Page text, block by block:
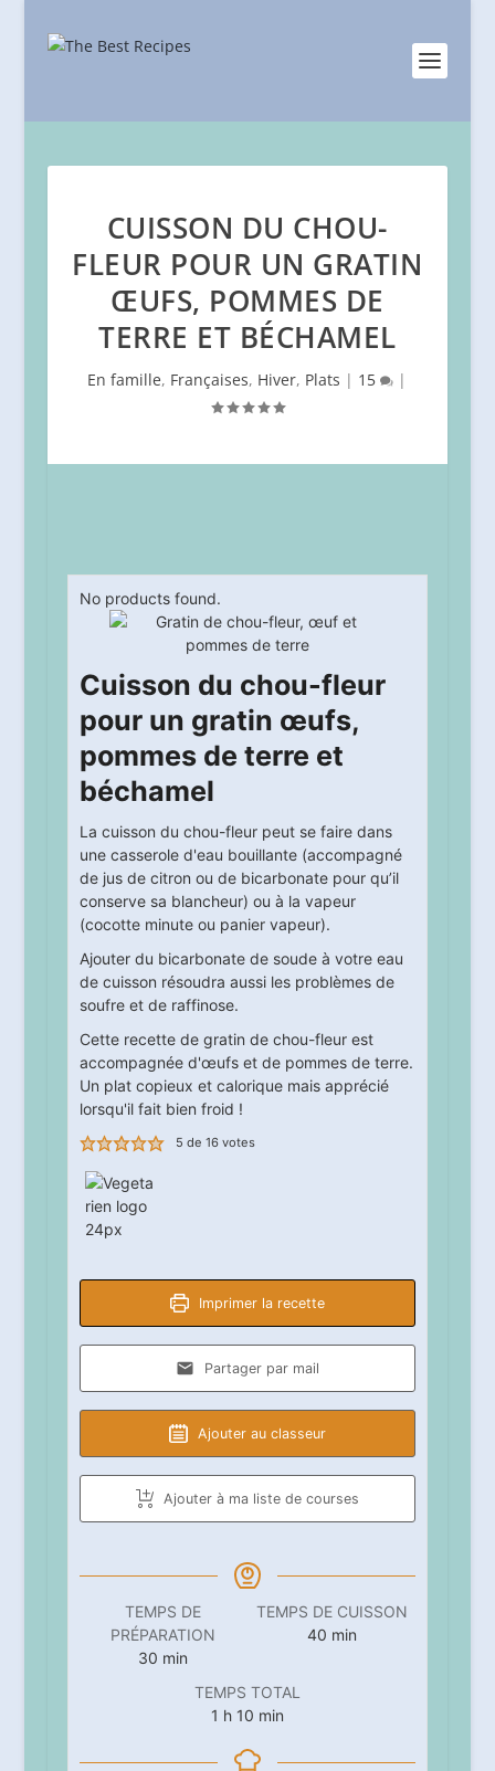
CUISSON DU CHOU-
FLEUR POUR UN GRATIN
ŒUFS, POMMES DE
TERRE ET BÉCHAMEL
En famille, Françaises, Hiver, Plats | 15 |
No products found.
Cuisson du chou-fleur
pour un gratin œufs,
pommes de terre et
béchamel
La cuisson du chou-fleur peut se faire dans
une casserole d'eau bouillante (accompagné
de jus de citron ou de bicarbonate pour qu’il
conserve sa blancheur) ou à la vapeur
(cocotte minute ou panier vapeur).
Ajouter du bicarbonate de soude à votre eau
de cuisson résoudra aussi les problèmes de
soufre et de raffinose.
Cette recette de gratin de chou-fleur est
accompagnée d'œufs et de pommes de terre.
Un plat copieux et calorique mais apprécié
lorsqu'il fait bien froid !
5 de 16votes
Imprimer la recette
Partager par mail
Ajouter au classeur
Ajouter à ma liste de courses
TEMPS DE
PRÉPARATION
30 minutes
min
TEMPS DE CUISSON
40minutes
min
TEMPS TOTAL
1 heure
h 10minutes
min